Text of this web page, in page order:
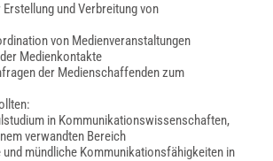
und Verbreitung von
von Medienveranstaltungen
Medienkontakte
der Medienschaffenden zum
in Kommunikationswissenschaften,
verwandten Bereich
mündliche Kommunikationsfähigkeiten in